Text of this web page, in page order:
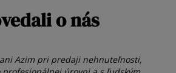
o nás
Azim pri predaji nehnuteľnosti,